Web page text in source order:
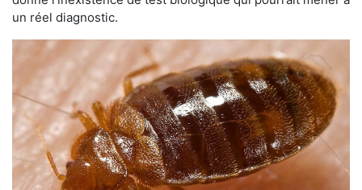
un réel diagnostic.